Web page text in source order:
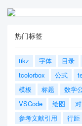
热门标签
tikz 字体 目录
tcolorbox
公式
模板
标题 数学
VSCode
绘图
参考文献引用
行距